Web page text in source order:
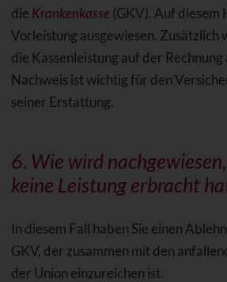
die Krankenkasse (GKV). Auf diesem
Vorleistung ausgewiesen. Zusätzlich
die Kassenleistung auf der Rechnung
Nachweis ist wichtig für den
seiner Erstattung.
6. Wie wird
keine Leistung erbracht
In diesem Fall haben Sie einen
GKV, der zusammen mit den
der Union einzureichen ist.